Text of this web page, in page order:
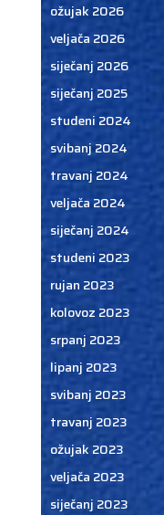
ožujak 2026
veljača 2026
siječanj 2026
siječanj 2025
studeni 2024
svibanj 2024
travanj 2024
veljača 2024
siječanj 2024
studeni 2023
rujan 2023
kolovoz 2023
srpanj 2023
lipanj 2023
svibanj 2023
travanj 2023
ožujak 2023
veljača 2023
siječanj 2023